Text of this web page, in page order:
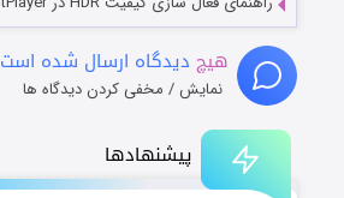
پیشنهادها
هیچ دیدگاه ارسال شده است
نمایش / مخفی کردن دیدگاه ها